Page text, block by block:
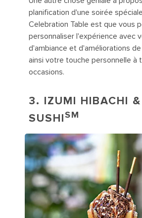
planification d'une soirée
Celebration Table est que vous
personnaliser l'expérience avec
d'ambiance et d'améliorations
ainsi votre touche personnelle à
occasions.
3. IZUMI HIBACHI &
SUSHISM